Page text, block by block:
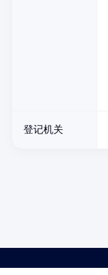
登记机关